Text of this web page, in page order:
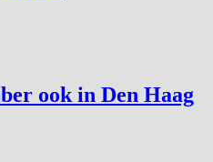
ook in Den Haag